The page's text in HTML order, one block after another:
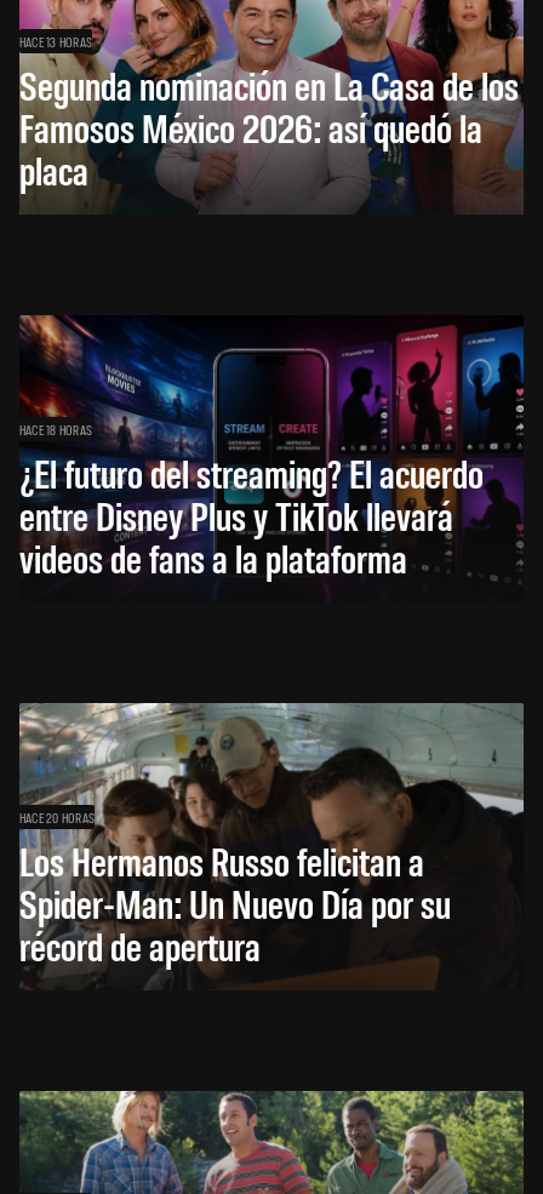
HACE 13 HORAS
Segunda nominación en La Casa de los
Famosos México 2026: así quedó la
placa
HACE 18 HORAS
¿El futuro del streaming? El acuerdo
entre Disney Plus y TikTok llevará
videos de fans a la plataforma
HACE 20 HORAS
Los Hermanos Russo felicitan a
Spider-Man: Un Nuevo Día por su
récord de apertura